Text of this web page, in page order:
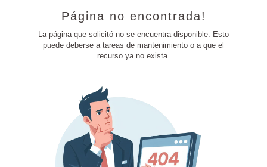
Página no encontrada!
La página que solicitó no se encuentra disponible. Esto
puede deberse a tareas de mantenimiento o a que el
recurso ya no exista.